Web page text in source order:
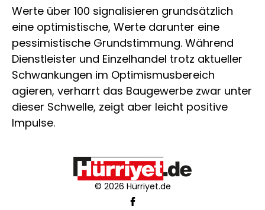
Werte über 100 signalisieren grundsätzlich
eine optimistische, Werte darunter eine
pessimistische Grundstimmung. Während
Dienstleister und Einzelhandel trotz aktueller
Schwankungen im Optimismusbereich
agieren, verharrt das Baugewerbe zwar unter
dieser Schwelle, zeigt aber leicht positive
Impulse.
© 2026 Hürriyet.de